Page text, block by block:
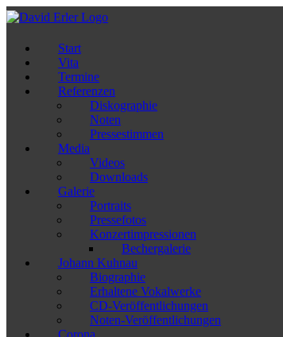
Zum
Inhalt
Start
Vita
Termine
Referenzen
Diskographie
Noten
Pressestimmen
Media
Videos
Downloads
Galerie
Portraits
Pressefotos
Konzertimpressionen
Bechergalerie
Johann Kuhnau
Biographie
Erhaltene Vokalwerke
CD-Veröffentlichungen
Noten-Veröffentlichungen
Corona